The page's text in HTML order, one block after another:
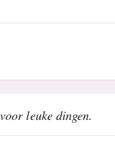
leuke dingen.